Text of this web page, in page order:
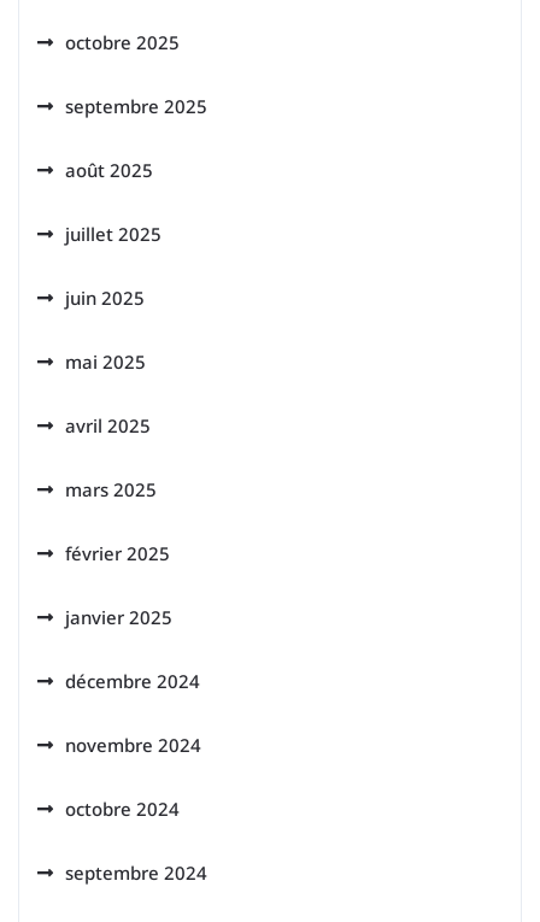
octobre 2025
septembre 2025
août 2025
juillet 2025
juin 2025
mai 2025
avril 2025
mars 2025
février 2025
janvier 2025
décembre 2024
novembre 2024
octobre 2024
septembre 2024